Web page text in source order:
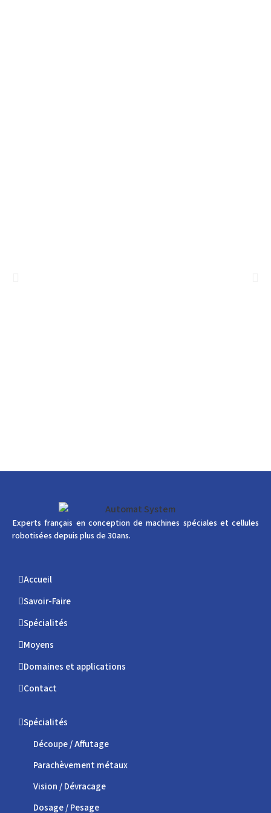
Experts français en conception de machines spéciales et cellules
robotisées depuis plus de 30ans.
Accueil
Savoir-Faire
Spécialités
Moyens
Domaines et applications
Contact
Spécialités
Découpe / Affutage
Parachèvement métaux
Vision / Dévracage
Dosage / Pesage